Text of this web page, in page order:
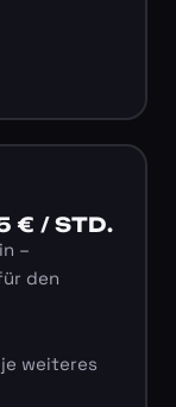
€ / STD.
–
den
weiteres